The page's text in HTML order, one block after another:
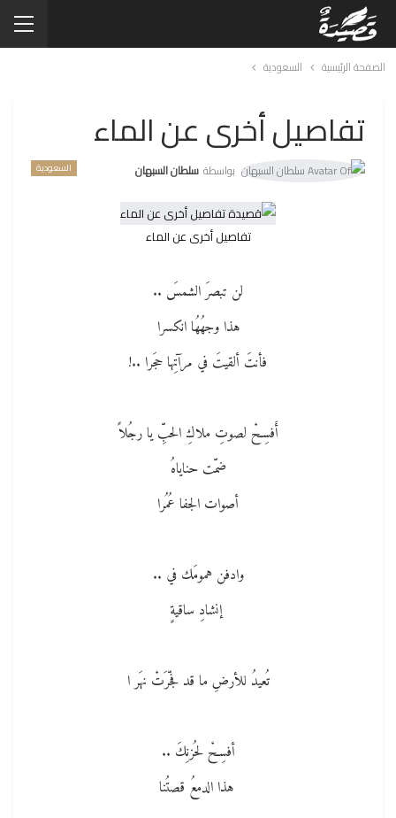
الصفحة الرئيسية السعودية
تفاصيل أخرى عن الماء
السعودية بواسطة سلطان السبهان
تفاصيل أخرى عن الماء
لن تبصرَ الشمسَ ..
هذا وجهُهُا انكسرا
فأنتَ ألقيتَ في مرآتِها حجَرا ..!
أَفسِحْ لصوتِ ملاكِ الحبِّ يا رجُلاً
ضمّت حناياهُ
أصوات الجفا عُمُرا
وادفن همومَك في ..
إنشادِ ساقيةٍ
تُعيدُ للأرضِ ما قد فجّرَتْ نهَر ا
أفسِحْ لحُزنِكَ ..
هذا الدمعُ قصتُنا